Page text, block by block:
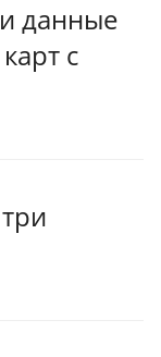
данные
с